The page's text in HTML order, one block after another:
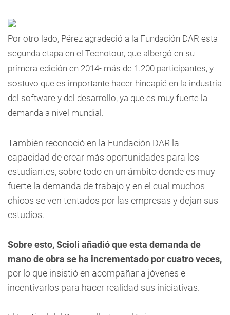
Por otro lado, Pérez agradeció a la Fundación DAR esta
segunda etapa en el Tecnotour, que albergó en su
primera edición en 2014- más de 1.200 participantes, y
sostuvo que es importante hacer hincapié en la industria
del software y del desarrollo, ya que es muy fuerte la
demanda a nivel mundial.
También reconoció en la Fundación DAR la
capacidad de crear más oportunidades para los
estudiantes, sobre todo en un ámbito donde es muy
fuerte la demanda de trabajo y en el cual muchos
chicos se ven tentados por las empresas y dejan sus
estudios.
Sobre esto, Scioli añadió que esta demanda de
mano de obra se ha incrementado por cuatro veces,
por lo que insistió en acompañar a jóvenes e
incentivarlos para hacer realidad sus iniciativas.